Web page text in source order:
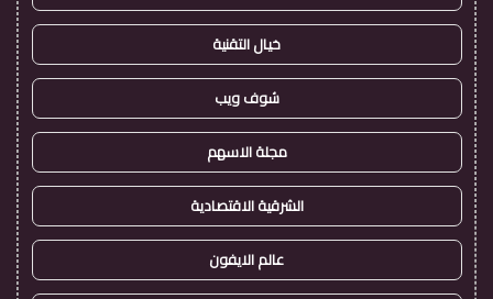
خيال التقنية
شوف ويب
مجلة الاسهم
الشرقية الاقتصادية
عالم الايفون